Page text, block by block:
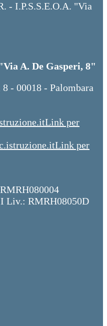
- I.P.S.S.E.O.A. "Via
A. De Gasperi, 8"
- 00018 - Palombara
Link per
Link per
Liv.: RMRH08050D